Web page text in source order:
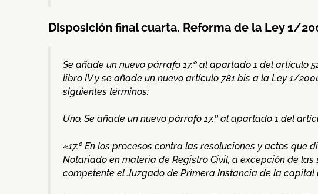
Disposición final cuarta. Reforma de la Ley 1/
Se añade un nuevo párrafo 17.º al apartado 1 del artículo
libro IV y se añade un nuevo artículo 781 bis a la Ley 1/
siguientes términos:
Uno. Se añade un nuevo párrafo 17.º al apartado 1 del
«17.º En los procesos contra las resoluciones y actos que
Notariado en materia de Registro Civil, a excepción de
competente el Juzgado de Primera Instancia de la